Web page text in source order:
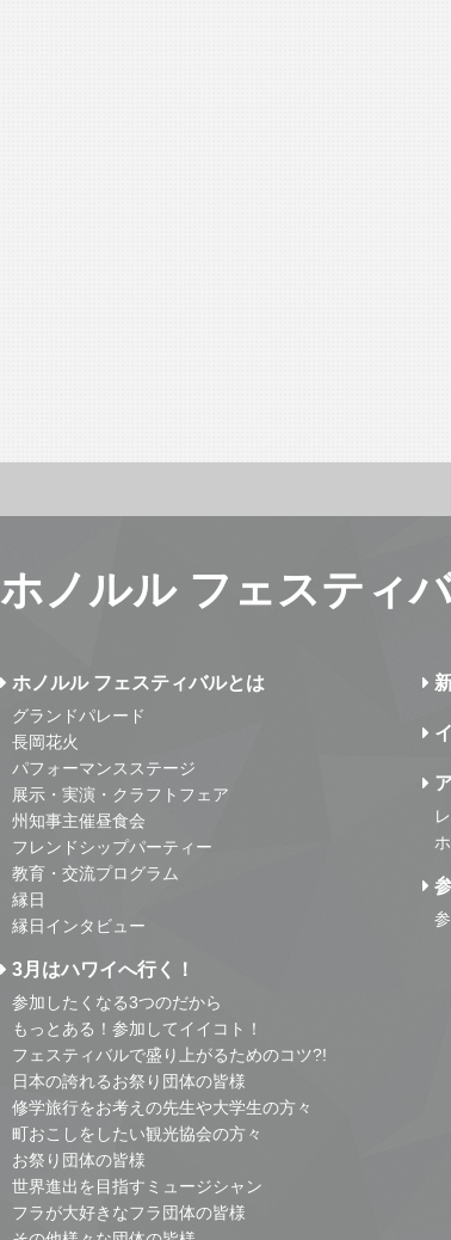
ホノルル フェスティ
ホノルル フェスティバルとは
グランドパレード
長岡花火
パフォーマンスステージ
展示・実演・クラフトフェア
州知事主催昼食会
フレンドシップパーティー
教育・交流プログラム
縁日
縁日インタビュー
3月はハワイへ行く！
参加したくなる3つのだから
もっとある！参加してイイコト！
フェスティバルで盛り上がるためのコツ?!
日本の誇れるお祭り団体の皆様
修学旅行をお考えの先生や大学生の方々
町おこしをしたい観光協会の方々
お祭り団体の皆様
世界進出を目指すミュージシャン
フラが大好きなフラ団体の皆様